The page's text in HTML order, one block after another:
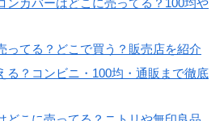
ンカバーはどこに売ってる？100均や
ってる？どこで買う？販売店を紹介
る？コンビニ・100均・通販まで徹底